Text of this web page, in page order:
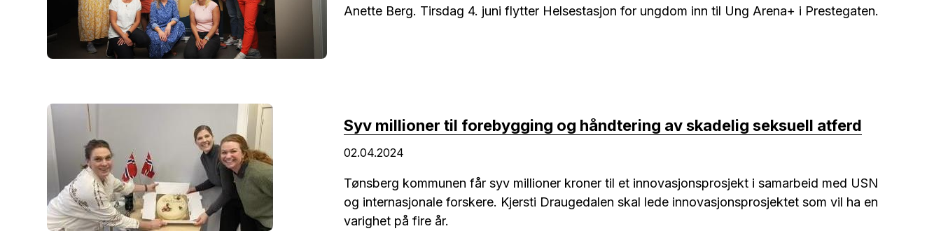
Anette Berg. Tirsdag 4. juni flytter Helsestasjon for ungdom inn til Ung Arena+ i Prestegaten.
02.04.2024
Syv millioner til forebygging og håndtering av skadelig seksuell atferd
Tønsberg kommunen får syv millioner kroner til et innovasjonsprosjekt i samarbeid med USN
og internasjonale forskere. Kjersti Draugedalen skal lede innovasjonsprosjektet som vil ha en
varighet på fire år.